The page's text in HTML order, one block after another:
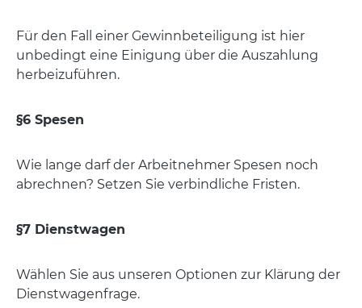
Für den Fall einer Gewinnbeteiligung ist hier
unbedingt eine Einigung über die Auszahlung
herbeizuführen.
§6 Spesen
Wie lange darf der Arbeitnehmer Spesen noch
abrechnen? Setzen Sie verbindliche Fristen.
§7 Dienstwagen
Wählen Sie aus unseren Optionen zur Klärung der
Dienstwagenfrage.